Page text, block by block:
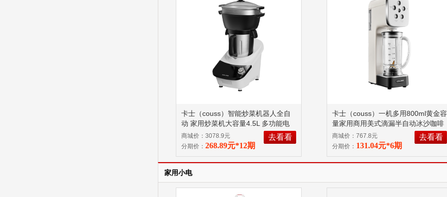
卡士（couss）智能炒菜机器人全自
动 家用炒菜机大容量4.5L 多功能电
炒锅 自动称重翻炒一锅多菜 13KG
商城价：3078.9元
分期价： 268.89元*12期
去看看
卡士（couss）一机多用800ml黄金容
量家用商用美式滴漏半自动冰沙咖啡
机榨汁机搅拌机CC508 800ml
商城价：767.8元
分期价： 131.04元*6期
去看看
家用小电